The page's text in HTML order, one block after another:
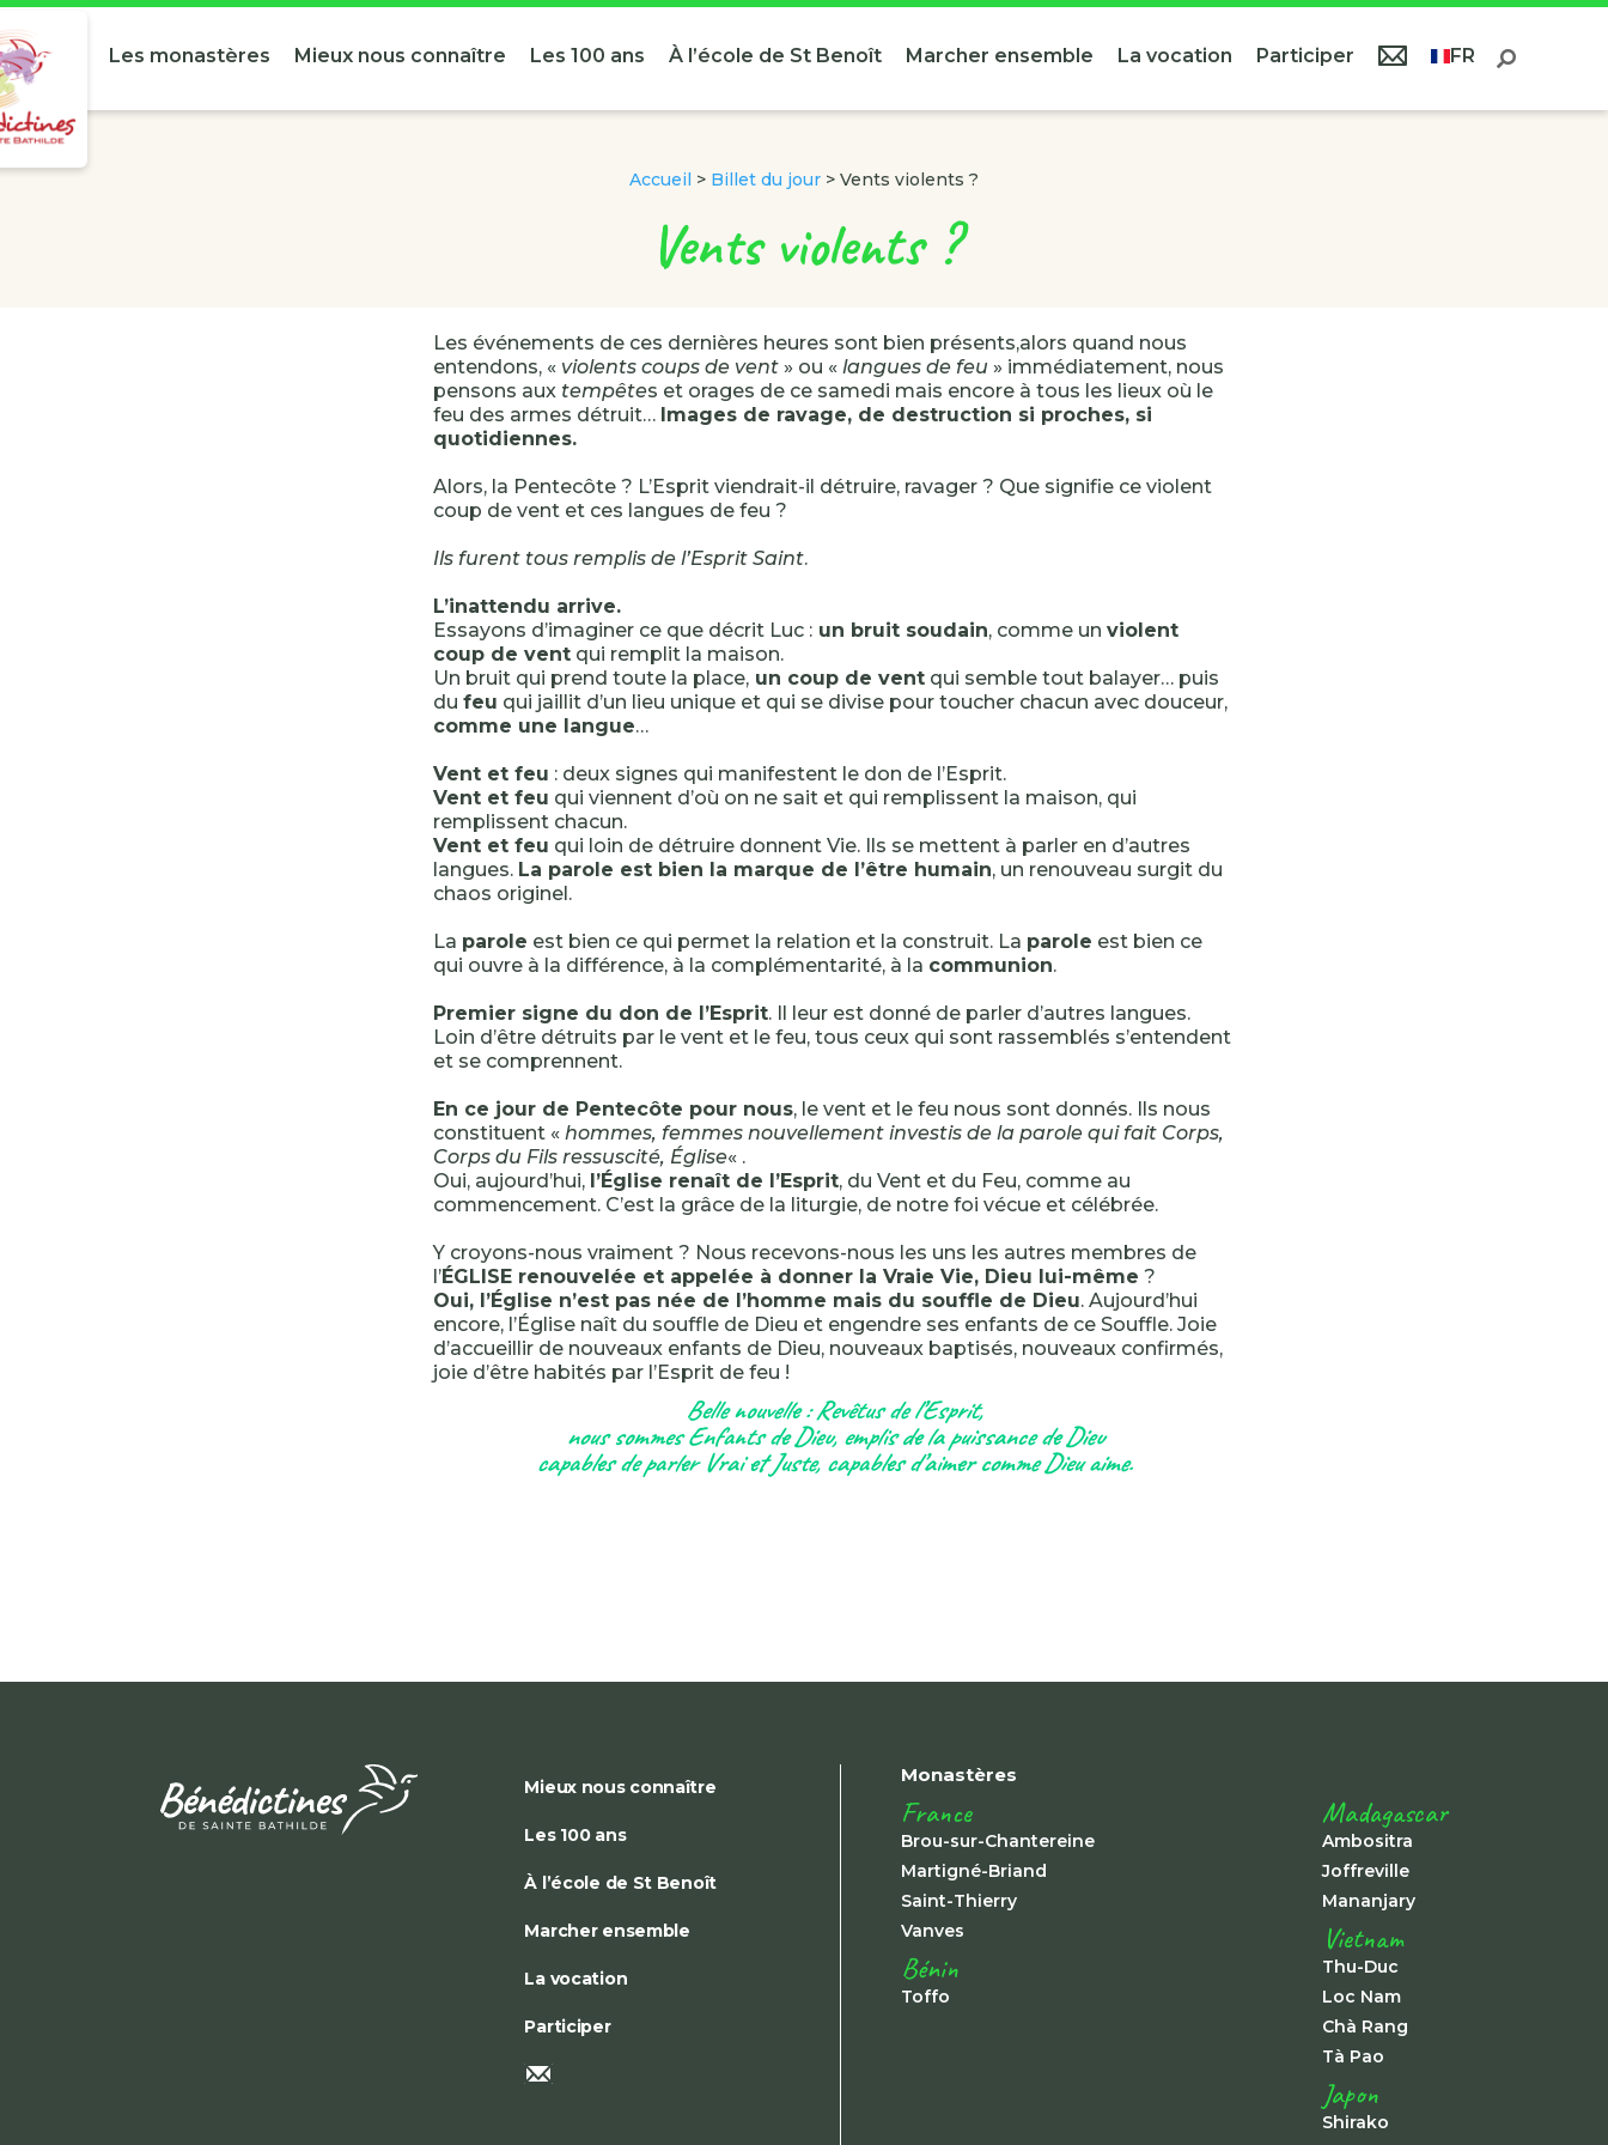
Les monastères Mieux nous connaître Les 100 ans À l’école de St Benoît Marcher ensemble La vocation Participer FR
Accueil > Billet du jour > Vents violents ?
Vents violents ?
Les événements de ces dernières heures sont bien présents,alors quand nous
entendons, « violents coups de vent » ou « langues de feu » immédiatement, nous
pensons aux tempêtes et orages de ce samedi mais encore à tous les lieux où le
feu des armes détruit… Images de ravage, de destruction si proches, si
quotidiennes.
Alors, la Pentecôte ? L’Esprit viendrait-il détruire, ravager ? Que signifie ce violent
coup de vent et ces langues de feu ?
Ils furent tous remplis de l’Esprit Saint.
L’inattendu arrive.
Essayons d’imaginer ce que décrit Luc : un bruit soudain, comme un violent
coup de vent qui remplit la maison.
Un bruit qui prend toute la place, un coup de vent qui semble tout balayer… puis
du feu qui jaillit d’un lieu unique et qui se divise pour toucher chacun avec douceur,
comme une langue…
Vent et feu : deux signes qui manifestent le don de l’Esprit.
Vent et feu qui viennent d’où on ne sait et qui remplissent la maison, qui
remplissent chacun.
Vent et feu qui loin de détruire donnent Vie. Ils se mettent à parler en d’autres
langues. La parole est bien la marque de l’être humain, un renouveau surgit du
chaos originel.
La parole est bien ce qui permet la relation et la construit. La parole est bien ce
qui ouvre à la différence, à la complémentarité, à la communion.
Premier signe du don de l’Esprit. Il leur est donné de parler d’autres langues.
Loin d’être détruits par le vent et le feu, tous ceux qui sont rassemblés s’entendent
et se comprennent.
En ce jour de Pentecôte pour nous, le vent et le feu nous sont donnés. Ils nous
constituent « hommes, femmes nouvellement investis de la parole qui fait Corps,
Corps du Fils ressuscité, Église« .
Oui, aujourd’hui, l’Église renaît de l’Esprit, du Vent et du Feu, comme au
commencement. C’est la grâce de la liturgie, de notre foi vécue et célébrée.
Y croyons-nous vraiment ? Nous recevons-nous les uns les autres membres de
l’ÉGLISE renouvelée et appelée à donner la Vraie Vie, Dieu lui-même ?
Oui, l’Église n’est pas née de l’homme mais du souffle de Dieu. Aujourd’hui
encore, l’Église naît du souffle de Dieu et engendre ses enfants de ce Souffle. Joie
d’accueillir de nouveaux enfants de Dieu, nouveaux baptisés, nouveaux confirmés,
joie d’être habités par l’Esprit de feu !
Belle nouvelle : Revêtus de l’Esprit,
nous sommes Enfants de Dieu, emplis de la puissance de Dieu
capables de parler Vrai et Juste, capables d’aimer comme Dieu aime.
Mieux nous connaître
Les 100 ans
À l’école de St Benoît
Marcher ensemble
La vocation
Participer
Monastères
France
Brou-sur-Chantereine
Martigné-Briand
Saint-Thierry
Vanves
Bénin
Toffo
Madagascar
Ambositra
Joffreville
Mananjary
Vietnam
Thu-Duc
Loc Nam
Chà Rang
Tà Pao
Japon
Shirako